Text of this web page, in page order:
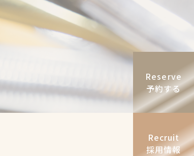
Reserve
予約する
Recruit
採用情報